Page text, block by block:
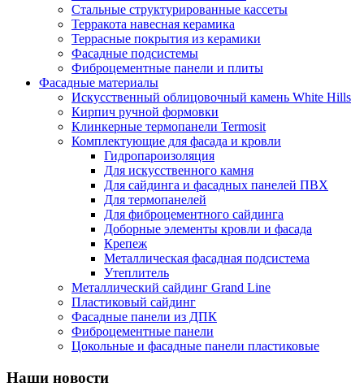
Стальные структурированные кассеты
Терракота навесная керамика
Террасные покрытия из керамики
Фасадные подсистемы
Фиброцементные панели и плиты
Фасадные материалы
Искусственный облицовочный камень White Hills
Кирпич ручной формовки
Клинкерные термопанели Termosit
Комплектующие для фасада и кровли
Гидропароизоляция
Для искусственного камня
Для сайдинга и фасадных панелей ПВХ
Для термопанелей
Для фиброцементного сайдинга
Доборные элементы кровли и фасада
Крепеж
Металлическая фасадная подсистема
Утеплитель
Металлический сайдинг Grand Line
Пластиковый сайдинг
Фасадные панели из ДПК
Фиброцементные панели
Цокольные и фасадные панели пластиковые
Наши новости